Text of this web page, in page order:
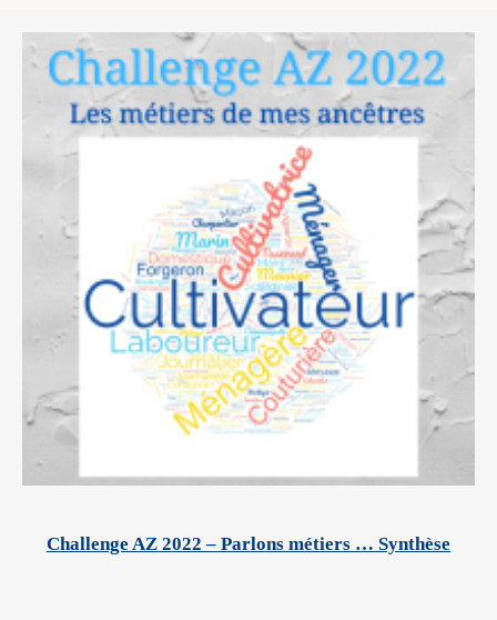
Challenge AZ 2022 – Parlons métiers … Synthèse